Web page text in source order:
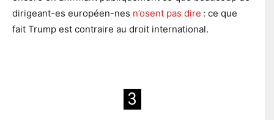
dirigeant-es européen-nes n’osent pas dire : ce que
fait Trump est contraire au droit international.
3